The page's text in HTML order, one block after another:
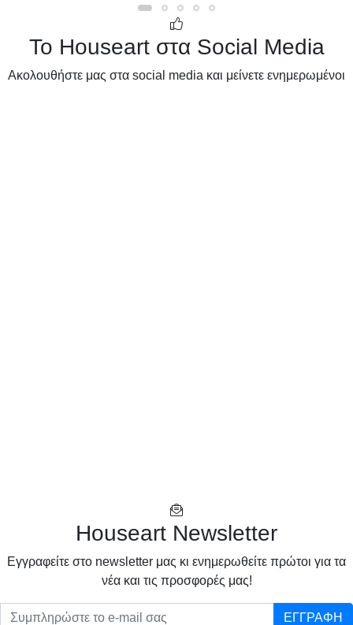
Το Houseart στα Social Media
Ακολουθήστε μας στα social media και μείνετε ενημερωμένοι
Houseart Newsletter
Eγγραφείτε στο newsletter μας κι ενημερωθείτε πρώτοι για τα
νέα και τις προσφορές μας!
ΕΓΓΡΑΦΗ